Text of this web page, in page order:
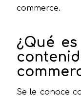
commerce.
¿Qué
Se le conoce